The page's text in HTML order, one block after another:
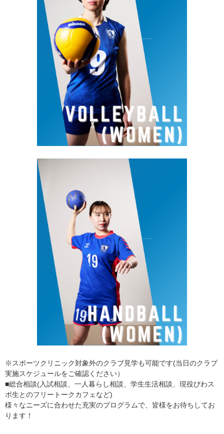
※スポーツクリニック対象外のクラブ見学も可能です(当日のクラブ
実施スケジュールをご確認ください）
■総合相談(入試相談、一人暮らし相談、学生生活相談、現役びわス
ポ生とのフリートークカフェなど)
様々なニーズに合わせた充実のプログラムで、皆様をお待ちしてお
ります！